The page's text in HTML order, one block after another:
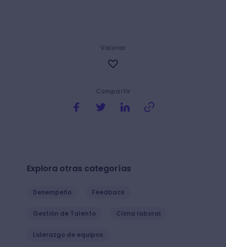
Compartir
Valorar
Explora otras categorías
Desempeño Feedback
Gestión de Talento Clima laboral
Liderazgo de equipos